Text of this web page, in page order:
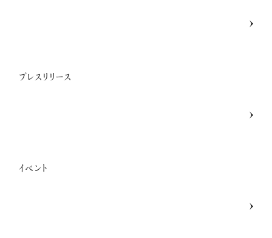
プレスリリース
イベント